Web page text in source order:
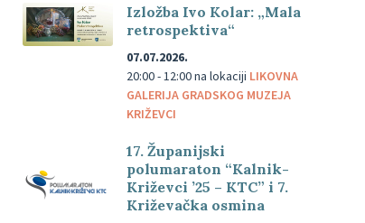
Izložba Ivo Kolar: „Mala
retrospektiva“
07.07.2026.
20:00 - 12:00na lokaciji LIKOVNA
GALERIJA GRADSKOG MUZEJA
KRIŽEVCI
17. Županijski
polumaraton “Kalnik-
Križevci ’25 – KTC” i 7.
Križevačka osmina